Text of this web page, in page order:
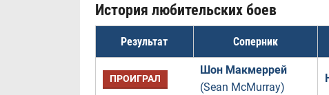
История любительских боев
Результат Соперник
ПРОИГРАЛ
Шон Макмеррей
(Sean McMurray)